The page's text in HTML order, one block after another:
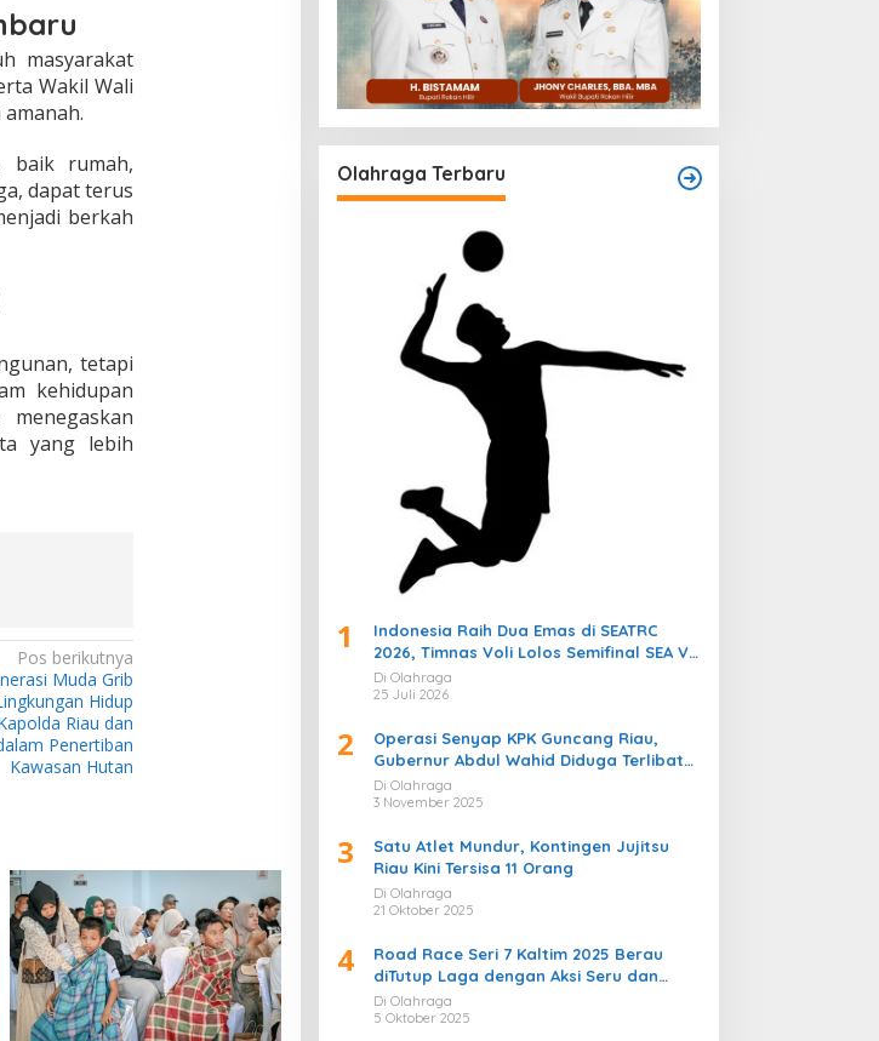
masyarakat
Wakil Wali
baik rumah,
dapat terus
berkah
tetapi
kehidupan
yang lebih
Pos berikutnya
Muda Grib
Hidup
Riau dan
Penertiban
Kawasan Hutan
Olahraga Terbaru
1
Indonesia Raih Dua Emas di SEATRC
2026, Timnas Voli Lolos Semifinal SEA V
Cup! Pekan Olahraga Nasional
Bergemuruh
Di Olahraga
25 Juli 2026
2
Operasi Senyap KPK Guncang Riau,
Gubernur Abdul Wahid Diduga Terlibat
Kasus Korupsi Proyek
Di Olahraga
3 November 2025
3
Satu Atlet Mundur, Kontingen Jujitsu
Riau Kini Tersisa 11 Orang
Di Olahraga
21 Oktober 2025
4
Road Race Seri 7 Kaltim 2025 Berau
diTutup Laga dengan Aksi Seru dan
Penuh Sportivitas
Di Olahraga
5 Oktober 2025